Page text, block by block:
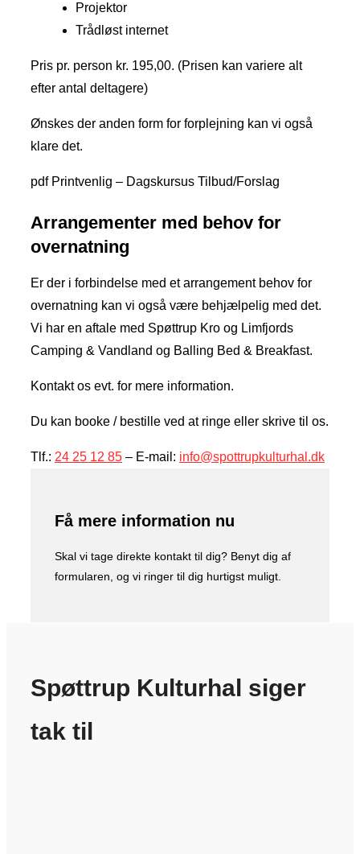
Projektor
Trådløst internet
​Pris pr. person kr. 195,00. (Prisen kan variere alt
efter antal deltagere)
​Ønskes der anden form for forplejning kan vi også
klare det.
pdf Printvenlig – Dagskursus Tilbud/Forslag
Arrangementer med behov for
overnatning
Er der i forbindelse med et arrangement behov for
overnatning kan vi også være behjælpelig med det.
Vi har en aftale med Spøttrup Kro og Limfjords
Camping & Vandland og Balling Bed & Breakfast.
​Kontakt os evt. for mere information.
Du kan booke / bestille ved at ringe eller skrive til os.
Tlf.: 24 25 12 85 – E-mail: info@spottrupkulturhal.dk
Få mere information nu
Skal vi tage direkte kontakt til dig? Benyt dig af
formularen, og vi ringer til dig hurtigst muligt.
Spøttrup Kulturhal siger
tak til